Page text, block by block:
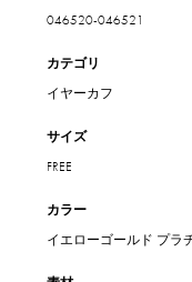
046520-046521
カテゴリ
イヤーカフ
サイズ
FREE
カラー
イエローゴールド プラ